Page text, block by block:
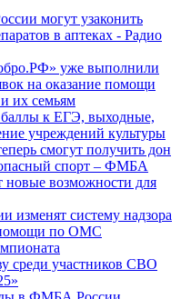
могут узаконить
в аптеках - Радио
уже выполнили
на оказание помощи
их семьям
к ЕГЭ, выходные,
учреждений культуры
смогут получить дон
спорт – ФМБА
новые возможности для
изменят систему надзора
по ОМС
среди участников СВО